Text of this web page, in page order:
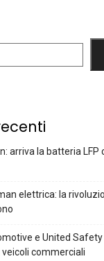
arriva la batteria LFP
elettrica: la
e United
veicoli commerciali